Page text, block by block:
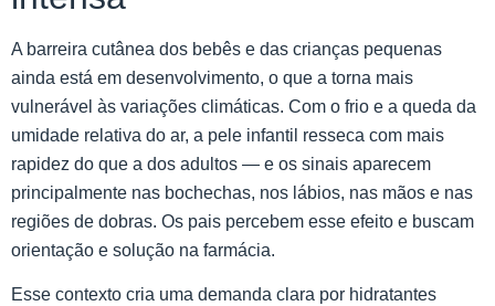
A barreira cutânea dos bebês e das crianças pequenas
ainda está em desenvolvimento, o que a torna mais
vulnerável às variações climáticas. Com o frio e a queda da
umidade relativa do ar, a pele infantil resseca com mais
rapidez do que a dos adultos — e os sinais aparecem
principalmente nas bochechas, nos lábios, nas mãos e nas
regiões de dobras. Os pais percebem esse efeito e buscam
orientação e solução na farmácia.
Esse contexto cria uma demanda clara por hidratantes